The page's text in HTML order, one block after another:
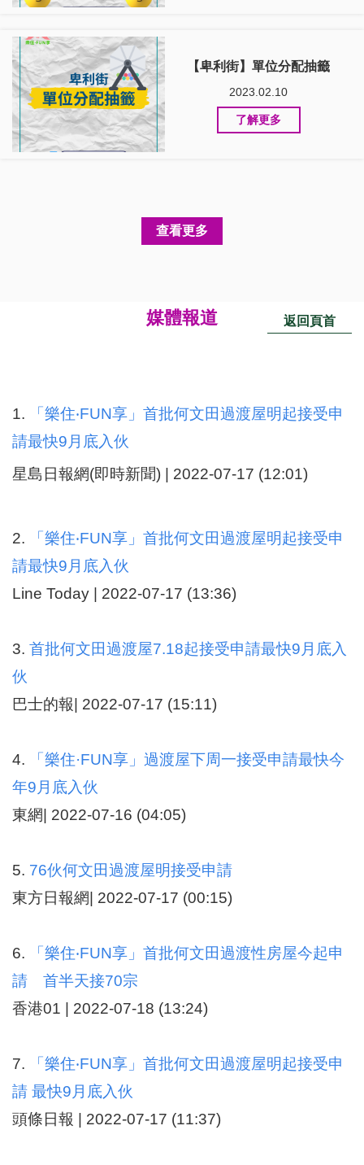
【卑利街】單位分配抽籤
2023.02.10
了解更多
查看更多
媒體報道 返回頁首
1.
「樂住‧FUN享」首批何文田過渡屋明起接受申
請最快9月底入伙
星島日報網(即時新聞) | 2022-07-17 (12:01)
2.
「樂住‧FUN享」首批何文田過渡屋明起接受申
請最快9月底入伙
Line Today | 2022-07-17 (13:36)
3. 首批何文田過渡屋7.18起接受申請最快9月底入
伙
巴士的報| 2022-07-17 (15:11)
4.
「樂住·FUN享」過渡屋下周一接受申請最快今
年9月底入伙
東網| 2022-07-16 (04:05)
5. 76伙何文田過渡屋明接受申請
東方日報網| 2022-07-17 (00:15)
6.
「樂住‧FUN享」首批何文田過渡性房屋今起申
請 首半天接70宗
香港01 | 2022-07-18 (13:24)
7.
「樂住‧FUN享」首批何文田過渡屋明起接受申
請 最快9月底入伙
頭條日報 | 2022-07-17 (11:37)